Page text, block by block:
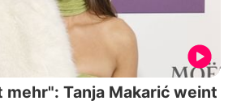
mehr": Tanja Makarić weint